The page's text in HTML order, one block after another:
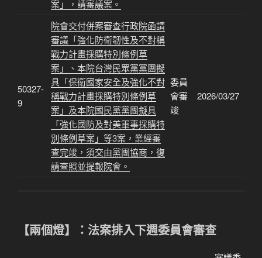
案」，請審議案。
50327-
9
院會交付併案審查行政院函請
審議「強化防衛韌性及不對稱
戰力計畫採購特別條例草
案」、本院台灣民眾黨黨團擬
具「保衛國家安全及強化不對
稱戰力計畫採購特別條例草
案」及本院國民黨黨團擬具
「強化國防及對美軍事採購特
別條例草案」等3案，業經審
查完竣，須交由黨團協商，復
請查照並提報院會。
委員
會審
竣
2026/03/27
【兩個燈】：法案排入下週委員會審查